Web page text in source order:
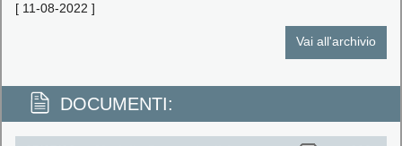
[ 11-08-2022 ]
Vai all'archivio
DOCUMENTI: